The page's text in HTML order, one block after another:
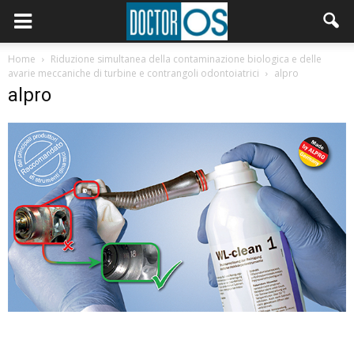
Home
Riduzione simultanea della contaminazione biologica e delle
avarie meccaniche di turbine e contrangoli odontoiatrici
alpro
alpro